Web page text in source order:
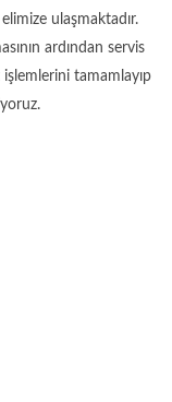
ulaşmaktadır.
ardından servis
tamamlayıp